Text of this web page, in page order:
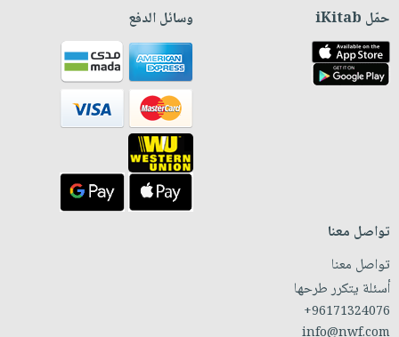
حمّل iKitab وسائل الدفع
تواصل معنا
تواصل معنا
أسئلة يتكرر طرحها
+96171324076